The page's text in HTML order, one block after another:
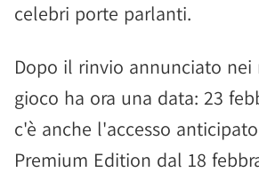
celebri porte parlanti.
Dopo il rinvio annunciato nei
gioco ha ora una data: 23
c'è anche l'accesso
Premium Edition dal 18